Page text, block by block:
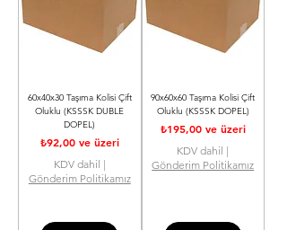
60x40x30 Taşıma Kolisi Çift
Oluklu (KSSSK DUBLE
DOPEL)
₺92,00ve üzeri
İndirimli Fiyat
KDV dahil |
Gönderim Politikamız
90x60x60 Taşıma Kolisi Çift
Oluklu (KSSSK DOPEL)
₺195,00ve üzeri
İndirimli Fiyat
KDV dahil |
Gönderim Politikamız